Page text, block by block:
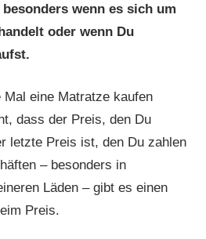
wenn es sich um
oder wenn Du
eine Matratze kaufen
dass der Preis, den Du
letzte Preis ist, den Du zahlen
– besonders in
Läden – gibt es einen
Preis.